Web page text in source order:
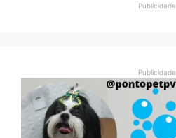
Publicidade
Publicidade